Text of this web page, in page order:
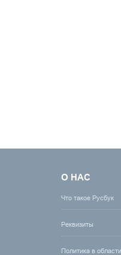
О НАС
Что такое Русбук
Реквизиты
Политика в